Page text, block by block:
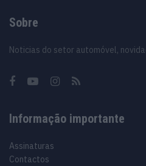
Sobre
Noticias do setor automóvel,
Informação importante
Assinaturas
Contactos